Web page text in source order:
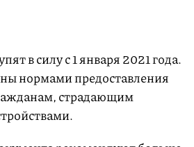
в силу с 1 января 2021 года.
нормами предоставления
страдающим